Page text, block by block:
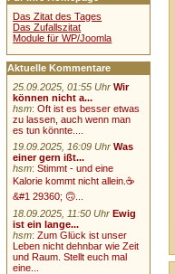
Das Zitat des Tages
Das Zufallszitat
Module für WP/Joomla
Aktuelle Kommentare
25.09.2025, 01:55 Uhr Wir
können nicht a...
hsm:Oft ist es besser etwas
zu lassen, auch wenn man
es tun könnte....
19.09.2025, 16:09 Uhr Was
einer gern ißt...
hsm:Stimmt - und eine
Kalorie kommt nicht allein.☕
&#1 29360; 🙃...
18.09.2025, 11:50 Uhr Ewig
ist ein lange...
hsm:Zum Glück ist unser
Leben nicht dehnbar wie Zeit
und Raum. Stellt euch mal
eine...